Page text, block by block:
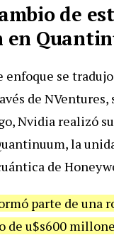
de
en
enfoque se
de
Nvidia realizó
la
de
parte de una
u$s600